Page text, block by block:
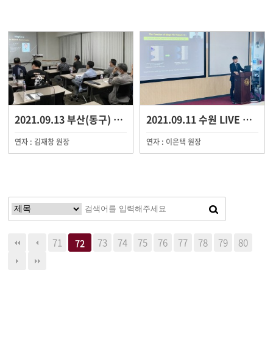
2021.09.13 부산(동구) 세미나
연자 : 김재창 원장
2021.09.11 수원 LIVE 세미나
연자 : 이은택 원장
71 72 73 74 75 76 77 78 79 80